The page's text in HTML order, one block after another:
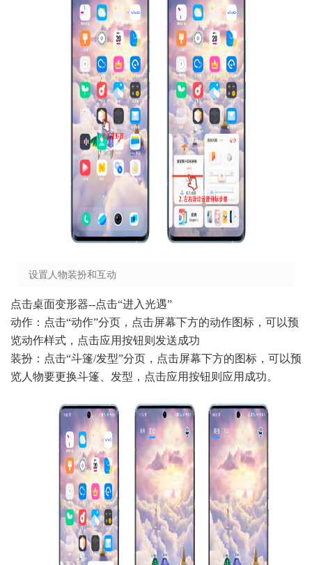
设置人物装扮和互动
点击桌面变形器--点击“进入光遇”
动作：点击“动作”分页，点击屏幕下方的动作图标，可以预
览动作样式，点击应用按钮则发送成功
装扮：点击“斗篷/发型”分页，点击屏幕下方的图标，可以预
览人物要更换斗篷、发型，点击应用按钮则应用成功。